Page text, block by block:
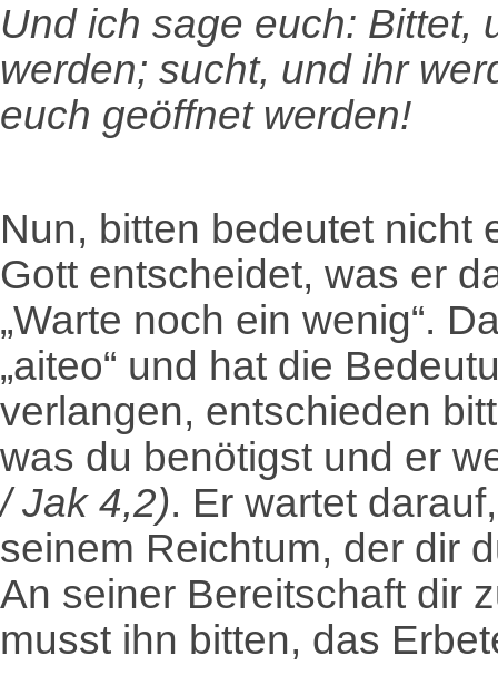
Und ich sage euch: Bittet,
werden; sucht, und ihr
euch geöffnet werden!
Nun, bitten bedeutet nicht
Gott entscheidet, was er
„Warte noch ein wenig“.
„aiteo“ und hat die
verlangen, entschieden
was du benötigst und er
/ Jak 4,2). Er wartet
seinem Reichtum, der dir
An seiner Bereitschaft dir
musst ihn bitten, das